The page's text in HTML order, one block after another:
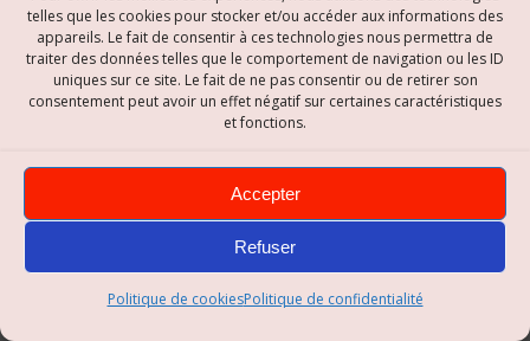
telles que les cookies pour stocker et/ou accéder aux informations des
appareils. Le fait de consentir à ces technologies nous permettra de
traiter des données telles que le comportement de navigation ou les ID
uniques sur ce site. Le fait de ne pas consentir ou de retirer son
consentement peut avoir un effet négatif sur certaines caractéristiques
et fonctions.
Accepter
Refuser
Politique de cookiesPolitique de confidentialité